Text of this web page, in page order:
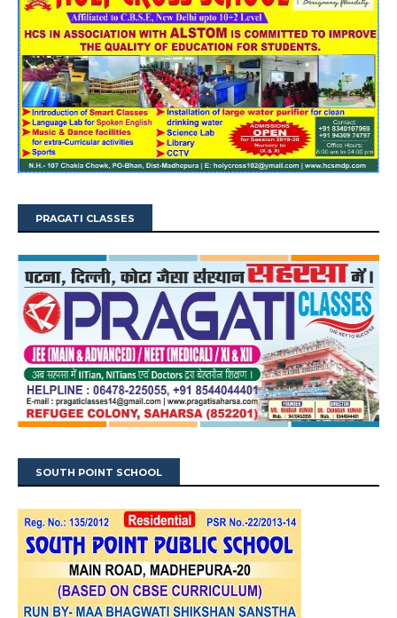
PRAGATI CLASSES
SOUTH POINT SCHOOL